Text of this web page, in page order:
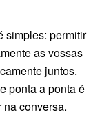
simples: permitir
as vossas
juntos.
ponta a ponta é
conversa.